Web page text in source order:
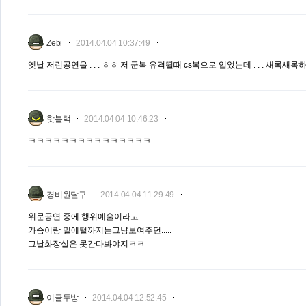
Zebi 2014.04.04 10:37:49
옛날 저런공연을 . . . ㅎㅎ 저 군복 유격뛸때 cs복으로 입었는데 . . . 새록새록
핫블랙 2014.04.04 10:46:23
ㅋㅋㅋㅋㅋㅋㅋㅋㅋㅋㅋㅋㅋㅋㅋ
경비원달구 2014.04.04 11:29:49
위문공연 중에 행위예술이라고
가슴이랑 밑에털까지는그냥보여주던.....
그날화장실은 못간다봐야지ㅋㅋ
이글두방 2014.04.04 12:52:45